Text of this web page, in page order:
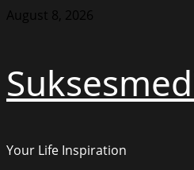
Skip
August 8, 2026
Your Life Inspiration